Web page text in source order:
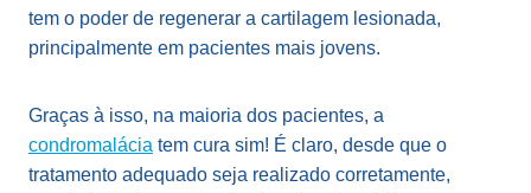
tem o poder de regenerar a cartilagem lesionada,
principalmente em pacientes mais jovens.
Graças à isso, na maioria dos pacientes, a
condromalácia tem cura sim! É claro, desde que o
tratamento adequado seja realizado corretamente,